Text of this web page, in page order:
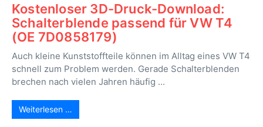
Kostenloser 3D-Druck-Download:
Schalterblende passend für VW T4
(OE 7D0858179)
Auch kleine Kunststoffteile können im Alltag eines VW T4
schnell zum Problem werden. Gerade Schalterblenden
brechen nach vielen Jahren häufig ...
Weiterlesen …